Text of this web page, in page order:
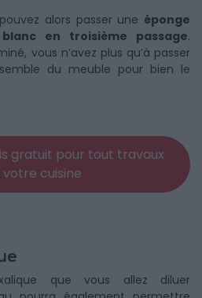
alors passer une éponge
en troisième passage.
vous n’avez plus qu’à passer
du meuble pour bien le
gratuit pour tout travaux
votre cuisine
que vous allez diluer